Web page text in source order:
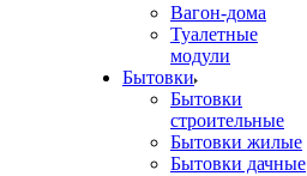
Вагон-дома
Туалетные
модули
Бытовки
Бытовки
строительные
Бытовки жилые
Бытовки дачные